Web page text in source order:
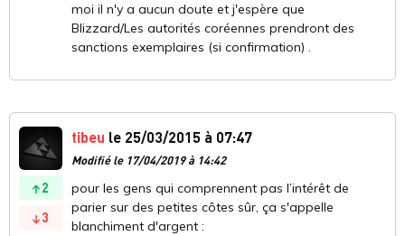
moi il n'y a aucun doute et j'espère que
Blizzard/Les autorités coréennes prendront des
sanctions exemplaires (si confirmation) .
2
3
tibeu le 25/03/2015 à 07:47
Modifié le 17/04/2019 à 14:42
pour les gens qui comprennent pas l’intérêt de
parier sur des petites côtes sûr, ça s'appelle
blanchiment d'argent :